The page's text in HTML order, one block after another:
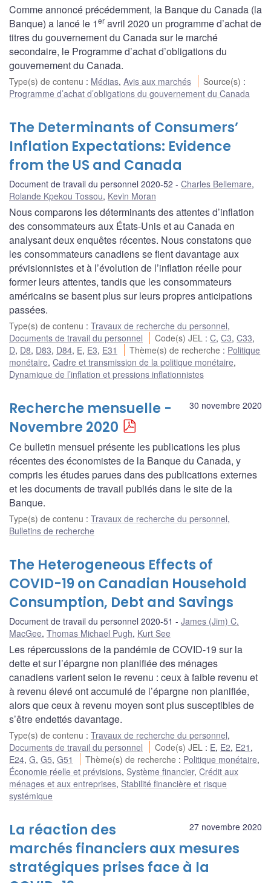
Comme annoncé précédemment, la Banque du Canada (la
Banque) a lancé le 1er avril 2020 un programme d’achat de
titres du gouvernement du Canada sur le marché
secondaire, le Programme d’achat d’obligations du
gouvernement du Canada.
Type(s) de contenu : Médias, Avis aux marchés Source(s) :
Programme d’achat d’obligations du gouvernement du Canada
The Determinants of Consumers’
Inflation Expectations: Evidence
from the US and Canada
Document de travail du personnel 2020-52 Charles Bellemare,
Rolande Kpekou Tossou, Kevin Moran
Nous comparons les déterminants des attentes d’inflation
des consommateurs aux États-Unis et au Canada en
analysant deux enquêtes récentes. Nous constatons que
les consommateurs canadiens se fient davantage aux
prévisionnistes et à l’évolution de l’inflation réelle pour
former leurs attentes, tandis que les consommateurs
américains se basent plus sur leurs propres anticipations
passées.
Type(s) de contenu : Travaux de recherche du personnel,
Documents de travail du personnel
Code(s) JEL :C,C3,C33,
D, D8, D83, D84, E, E3, E31 Thème(s) de recherche : Politique
monétaire, Cadre et transmission de la politique monétaire,
Dynamique de l’inflation et pressions inflationnistes
30 novembre 2020
Recherche mensuelle -
Novembre 2020
Ce bulletin mensuel présente les publications les plus
récentes des économistes de la Banque du Canada, y
compris les études parues dans des publications externes
et les documents de travail publiés dans le site de la
Banque.
Type(s) de contenu : Travaux de recherche du personnel,
Bulletins de recherche
The Heterogeneous Effects of
COVID-19 on Canadian Household
Consumption, Debt and Savings
Document de travail du personnel 2020-51
James (Jim) C.
MacGee, Thomas Michael Pugh, Kurt See
Les répercussions de la pandémie de COVID-19 sur la
dette et sur l’épargne non planifiée des ménages
canadiens varient selon le revenu : ceux à faible revenu et
à revenu élevé ont accumulé de l’épargne non planifiée,
alors que ceux à revenu moyen sont plus susceptibles de
s’être endettés davantage.
Type(s) de contenu : Travaux de recherche du personnel,
Documents de travail du personnel
Code(s) JEL : E, E2, E21 ,
E24, G, G5, G51 Thème(s) de recherche : Politique monétaire,
Économie réelle et prévisions, Système financier, Crédit aux
ménages et aux entreprises, Stabilité financière et risque
systémique
27 novembre 2020
La réaction des
marchés financiers aux mesures
stratégiques prises face à la